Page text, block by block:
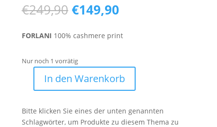
€249,90 Ursprünglicher
Preis
war:
€249,90
€149,90Aktueller
ist:
€149,90.
FORLANI 100% cashmere print
Nur noch 1 vorrätig
Menge
In den Warenkorb
Bitte klicken Sie eines der unten genannten
Schlagwörter, um Produkte zu diesem Thema zu